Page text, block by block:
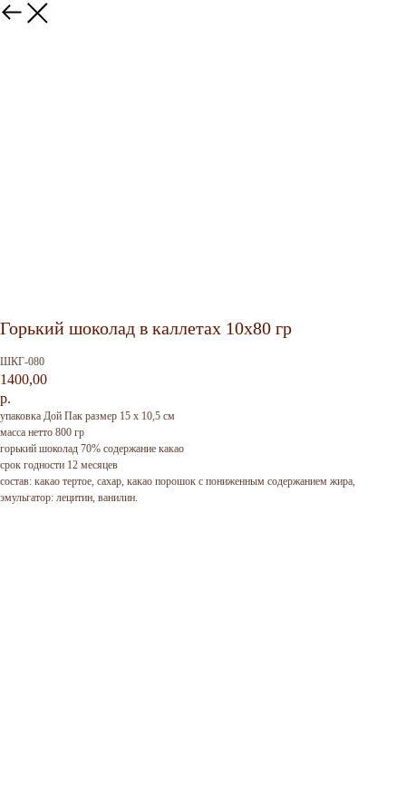
Горький шоколад в каллетах 10х80 гр
ШКГ-080
1400,00
р.
упаковка Дой Пак размер 15 х 10,5 см
масса нетто 800 гр
горький шоколад 70% содержание какао
срок годности 12 месяцев
состав: какао тертое, сахар, какао порошок с пониженным содержанием жира,
эмульгатор: лецитин, ванилин.